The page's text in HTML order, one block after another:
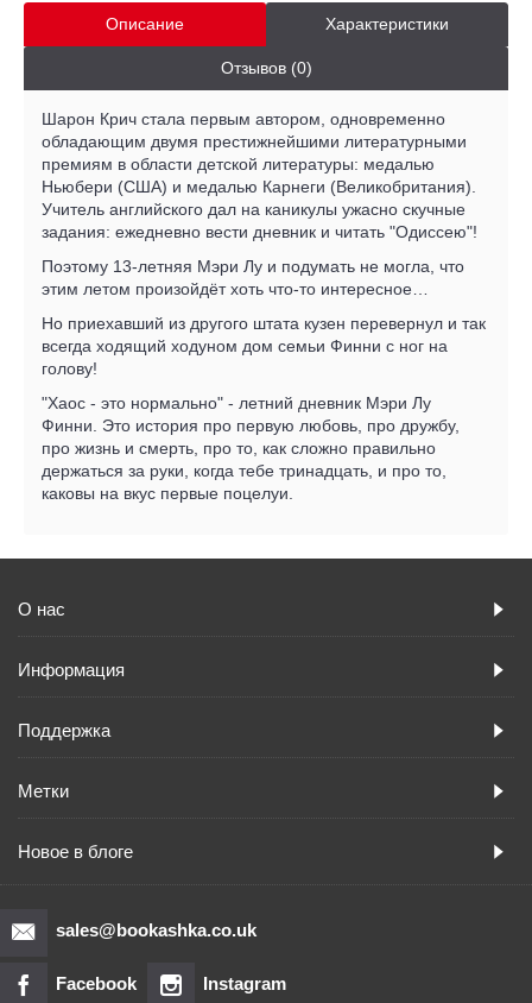
Описание Характеристики
Отзывов (0)
Шарон Крич стала первым автором, одновременно
обладающим двумя престижнейшими литературными
премиям в области детской литературы: медалью
Ньюбери (США) и медалью Карнеги (Великобритания).
Учитель английского дал на каникулы ужасно скучные
задания: ежедневно вести дневник и читать "Одиссею"!
Поэтому 13-летняя Мэри Лу и подумать не могла, что
этим летом произойдёт хоть что-то интересное…
Но приехавший из другого штата кузен перевернул и так
всегда ходящий ходуном дом семьи Финни с ног на
голову!
"Хаос - это нормально" - летний дневник Мэри Лу
Финни. Это история про первую любовь, про дружбу,
про жизнь и смерть, про то, как сложно правильно
держаться за руки, когда тебе тринадцать, и про то,
каковы на вкус первые поцелуи.
О нас
Информация
Поддержка
Метки
Новое в блоге
sales@bookashka.co.uk
Facebook Instagram